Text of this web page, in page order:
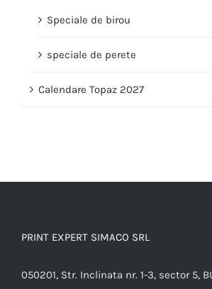
Speciale de birou
speciale de perete
Calendare Topaz 2027
PRINT EXPERT SIMACO SRL
050201, Str. Inclinata nr. 1-3, sector 5,